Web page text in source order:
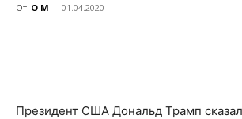
От О М - 01.04.2020
Президент США Дональд Трамп